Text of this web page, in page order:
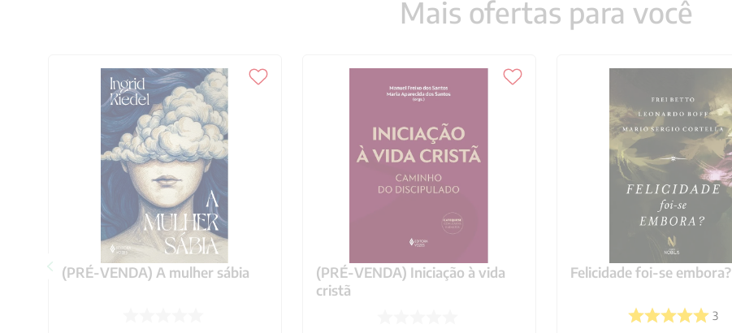
Mais ofertas para você
(PRÉ-VENDA) A mulher sábia
(PRÉ-VENDA) Iniciação à vida
cristã
Felicidade foi-se embora?
3